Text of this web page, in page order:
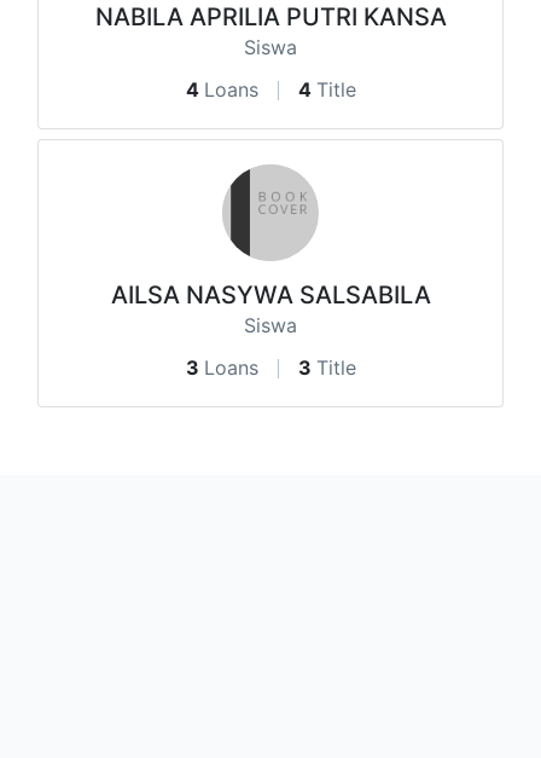
NABILA APRILIA PUTRI KANSA
Siswa
4 Loans 4 Title
AILSA NASYWA SALSABILA
Siswa
3 Loans 3 Title